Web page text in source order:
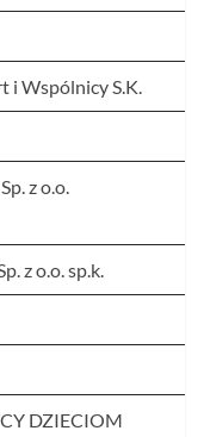
i Wspólnicy S.K.
z o.o.
z o.o. sp.k.
DZIECIOM